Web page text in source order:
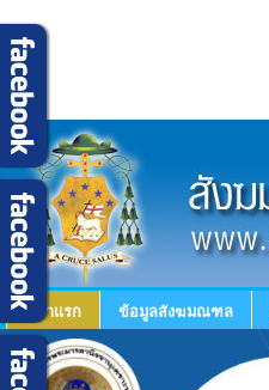
หน้าแรก ข้อมูลสังฆมณฑล